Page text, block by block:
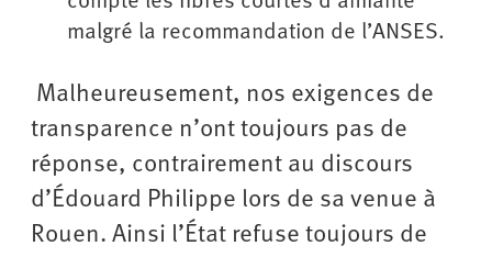
malgré la recommandation de l’ANSES.
Malheureusement, nos exigences de
transparence n’ont toujours pas de
réponse, contrairement au discours
d’Édouard Philippe lors de sa venue à
Rouen. Ainsi l’État refuse toujours de